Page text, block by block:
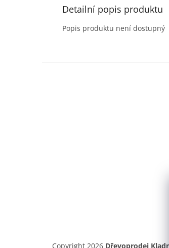
Detailní popis produktu
Popis produktu není dostupný
Copyright 2026 Dřevoprodej